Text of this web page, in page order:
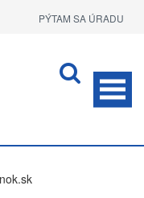
PÝTAM SA ÚRADU